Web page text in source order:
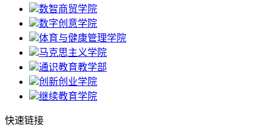
数智商贸学院
数字创意学院
体育与健康管理学院
马克思主义学院
通识教育教学部
创新创业学院
继续教育学院
快速链接